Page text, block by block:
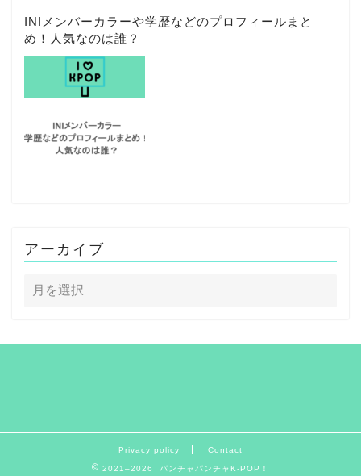
INIメンバーカラーや学歴などのプロフィールまと
め！人気なのは誰？
アーカイブ
Privacy policy Contact
2021–2026 パンチャパンチャK-POP！